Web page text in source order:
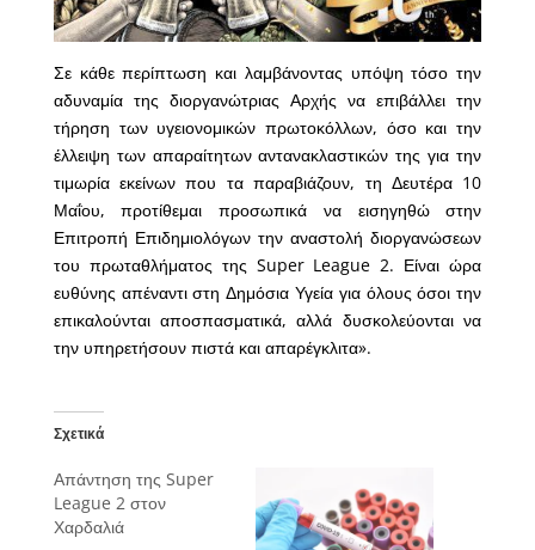
Σε κάθε περίπτωση και λαμβάνοντας υπόψη τόσο την
αδυναμία της διοργανώτριας Αρχής να επιβάλλει την
τήρηση των υγειονομικών πρωτοκόλλων, όσο και την
έλλειψη των απαραίτητων αντανακλαστικών της για την
τιμωρία εκείνων που τα παραβιάζουν, τη Δευτέρα 10
Μαΐου, προτίθεμαι προσωπικά να εισηγηθώ στην
Επιτροπή Επιδημιολόγων την αναστολή διοργανώσεων
του πρωταθλήματος της Super League 2. Είναι ώρα
ευθύνης απέναντι στη Δημόσια Υγεία για όλους όσοι την
επικαλούνται αποσπασματικά, αλλά δυσκολεύονται να
την υπηρετήσουν πιστά και απαρέγκλιτα».
Σχετικά
Απάντηση της Super
League 2 στον
Χαρδαλιά